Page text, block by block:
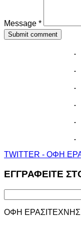
Message *
TWITTER - ΟΦΗ
ΕΓΓΡΑΦΕΙΤΕ
ΟΦΗ ΕΡΑΣΙΤΕΧΝΗΣ